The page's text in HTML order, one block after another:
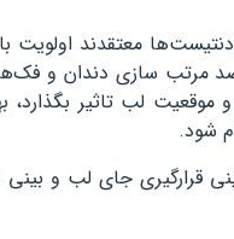
معتقدند
مرتب سازی دندان‌ و
لب تاثیر
شود.
قرارگیری جای لب و